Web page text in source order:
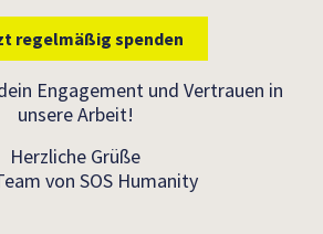
regelmäßig spenden
Engagement und Vertrauen in
unsere Arbeit!
Herzliche Grüße
von SOS Humanity